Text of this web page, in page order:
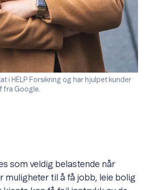
i HELP Forsikring og har hjulpet kunder
fra Google.
som veldig belastende når
muligheter til å få jobb, leie bolig